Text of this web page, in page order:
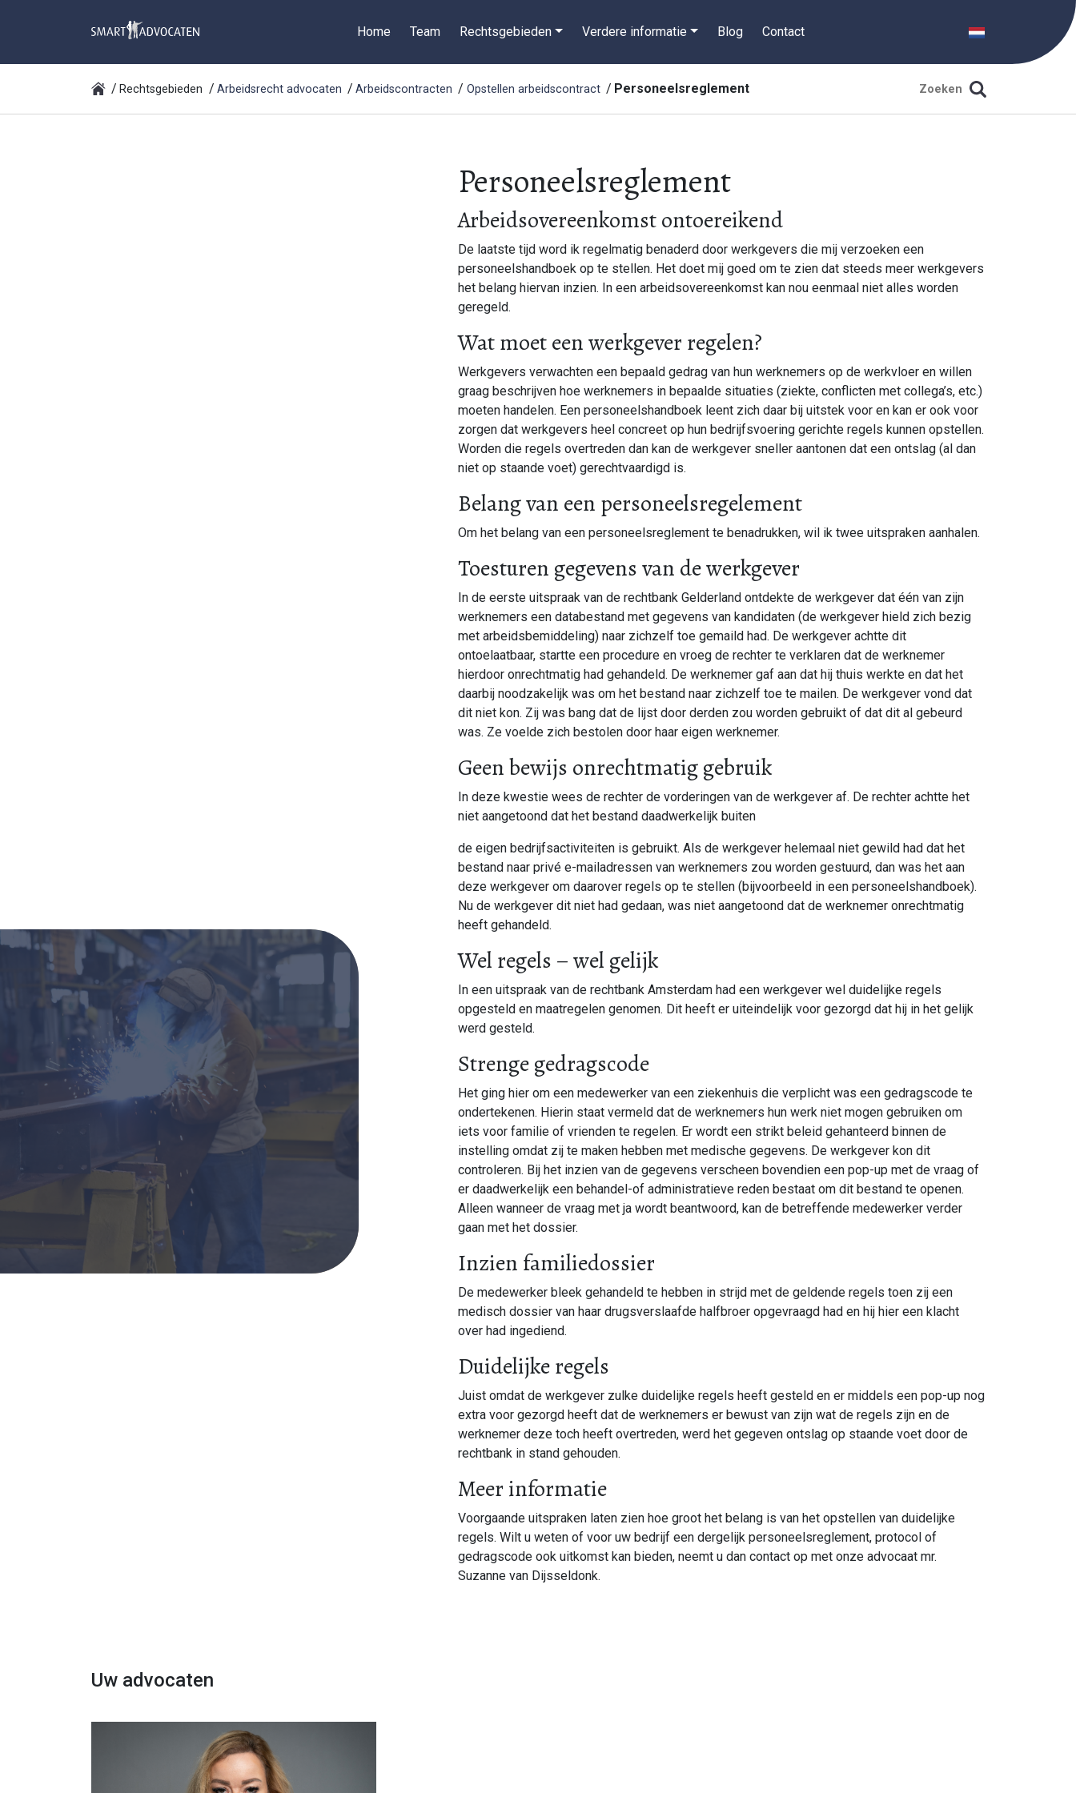
Home Team Rechtsgebieden Verdere informatie Blog Contact
Rechtsgebieden Arbeidsrecht advocaten Arbeidscontracten Opstellen arbeidscontract Personeelsreglement
Personeelsreglement
Arbeidsovereenkomst ontoereikend
De laatste tijd word ik regelmatig benaderd door werkgevers die mij verzoeken een
personeelshandboek op te stellen. Het doet mij goed om te zien dat steeds meer werkgevers
het belang hiervan inzien. In een arbeidsovereenkomst kan nou eenmaal niet alles worden
geregeld.
Wat moet een werkgever regelen?
Werkgevers verwachten een bepaald gedrag van hun werknemers op de werkvloer en willen
graag beschrijven hoe werknemers in bepaalde situaties (ziekte, conflicten met collega’s, etc.)
moeten handelen. Een personeelshandboek leent zich daar bij uitstek voor en kan er ook voor
zorgen dat werkgevers heel concreet op hun bedrijfsvoering gerichte regels kunnen opstellen.
Worden die regels overtreden dan kan de werkgever sneller aantonen dat een ontslag (al dan
niet op staande voet) gerechtvaardigd is.
Belang van een personeelsregelement
Om het belang van een personeelsreglement te benadrukken, wil ik twee uitspraken aanhalen.
Toesturen gegevens van de werkgever
In de eerste uitspraak van de rechtbank Gelderland ontdekte de werkgever dat één van zijn
werknemers een databestand met gegevens van kandidaten (de werkgever hield zich bezig
met arbeidsbemiddeling) naar zichzelf toe gemaild had. De werkgever achtte dit
ontoelaatbaar, startte een procedure en vroeg de rechter te verklaren dat de werknemer
hierdoor onrechtmatig had gehandeld. De werknemer gaf aan dat hij thuis werkte en dat het
daarbij noodzakelijk was om het bestand naar zichzelf toe te mailen. De werkgever vond dat
dit niet kon. Zij was bang dat de lijst door derden zou worden gebruikt of dat dit al gebeurd
was. Ze voelde zich bestolen door haar eigen werknemer.
Geen bewijs onrechtmatig gebruik
In deze kwestie wees de rechter de vorderingen van de werkgever af. De rechter achtte het
niet aangetoond dat het bestand daadwerkelijk buiten
de eigen bedrijfsactiviteiten is gebruikt. Als de werkgever helemaal niet gewild had dat het
bestand naar privé e-mailadressen van werknemers zou worden gestuurd, dan was het aan
deze werkgever om daarover regels op te stellen (bijvoorbeeld in een personeelshandboek).
Nu de werkgever dit niet had gedaan, was niet aangetoond dat de werknemer onrechtmatig
heeft gehandeld.
Wel regels – wel gelijk
In een uitspraak van de rechtbank Amsterdam had een werkgever wel duidelijke regels
opgesteld en maatregelen genomen. Dit heeft er uiteindelijk voor gezorgd dat hij in het gelijk
werd gesteld.
Strenge gedragscode
Het ging hier om een medewerker van een ziekenhuis die verplicht was een gedragscode te
ondertekenen. Hierin staat vermeld dat de werknemers hun werk niet mogen gebruiken om
iets voor familie of vrienden te regelen. Er wordt een strikt beleid gehanteerd binnen de
instelling omdat zij te maken hebben met medische gegevens. De werkgever kon dit
controleren. Bij het inzien van de gegevens verscheen bovendien een pop-up met de vraag of
er daadwerkelijk een behandel-of administratieve reden bestaat om dit bestand te openen.
Alleen wanneer de vraag met ja wordt beantwoord, kan de betreffende medewerker verder
gaan met het dossier.
Inzien familiedossier
De medewerker bleek gehandeld te hebben in strijd met de geldende regels toen zij een
medisch dossier van haar drugsverslaafde halfbroer opgevraagd had en hij hier een klacht
over had ingediend.
Duidelijke regels
Juist omdat de werkgever zulke duidelijke regels heeft gesteld en er middels een pop-up nog
extra voor gezorgd heeft dat de werknemers er bewust van zijn wat de regels zijn en de
werknemer deze toch heeft overtreden, werd het gegeven ontslag op staande voet door de
rechtbank in stand gehouden.
Meer informatie
Voorgaande uitspraken laten zien hoe groot het belang is van het opstellen van duidelijke
regels. Wilt u weten of voor uw bedrijf een dergelijk personeelsreglement, protocol of
gedragscode ook uitkomst kan bieden, neemt u dan contact op met onze advocaat mr.
Suzanne van Dijsseldonk.
Uw advocaten